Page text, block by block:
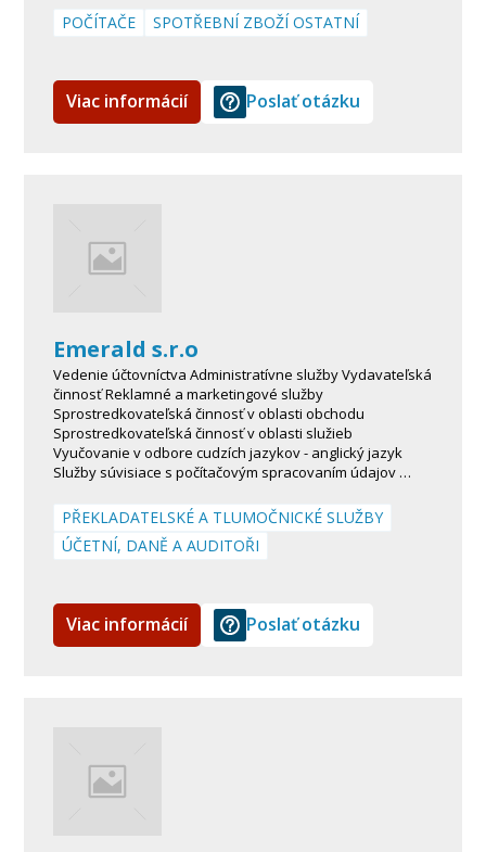
POČÍTAČE SPOTŘEBNÍ ZBOŽÍ OSTATNÍ
Viac informácií Poslať otázku
Emerald s.r.o
Vedenie účtovníctva Administratívne služby Vydavateľská
činnosť Reklamné a marketingové služby
Sprostredkovateľská činnosť v oblasti obchodu
Sprostredkovateľská činnosť v oblasti služieb
Vyučovanie v odbore cudzích jazykov - anglický jazyk
Služby súvisiace s počítačovým spracovaním údajov …
PŘEKLADATELSKÉ A TLUMOČNICKÉ SLUŽBY
ÚČETNÍ, DANĚ A AUDITOŘI
Viac informácií Poslať otázku